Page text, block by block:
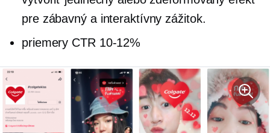
pre zábavný a interaktívny zážitok.
priemery CTR 10-12%